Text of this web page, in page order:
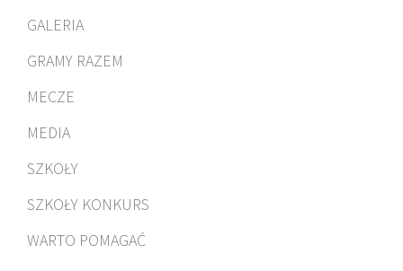
GALERIA
GRAMY RAZEM
MECZE
MEDIA
SZKOŁY
SZKOŁY KONKURS
WARTO POMAGAĆ